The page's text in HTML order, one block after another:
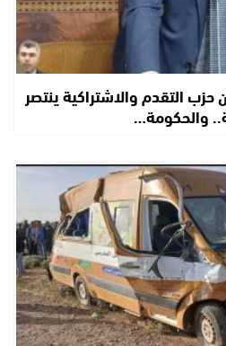
التقدم والاشتراكية ينتصر
والحكومة…